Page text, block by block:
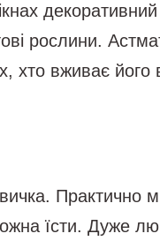
декоративний
рослини.
хто вживає його
Практично
їсти. Дуже